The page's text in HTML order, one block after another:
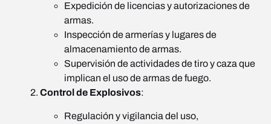
Expedición de licencias y autorizaciones de
armas.
Inspección de armerías y lugares de
almacenamiento de armas.
Supervisión de actividades de tiro y caza que
implican el uso de armas de fuego.
Control de Explosivos:
Regulación y vigilancia del uso,